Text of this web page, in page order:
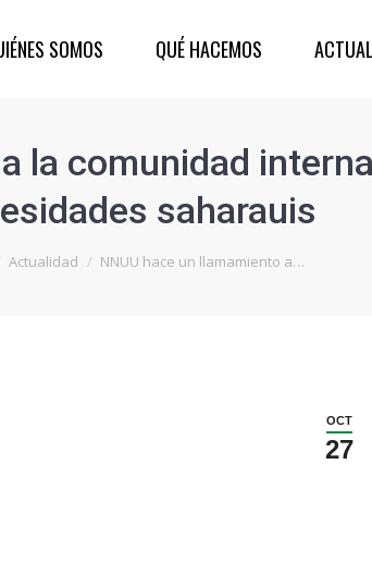
SOMOS QUÉ HACEMOS
la comunidad
saharauis
Actualidad NNUU hace un llamamiento a…
OCT
27